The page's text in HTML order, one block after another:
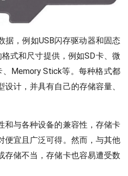
据，例如USB闪存驱动器和固态
式和尺寸提供，例如SD卡、微
、Memory Stick等。每种格式都
计，并具有自己的存储容量、
和与各种设备的兼容性，存储卡
便宜且广泛可得。然而，与其他
存储不当，存储卡也容易遭受数